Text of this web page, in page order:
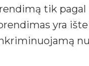
tik
yra